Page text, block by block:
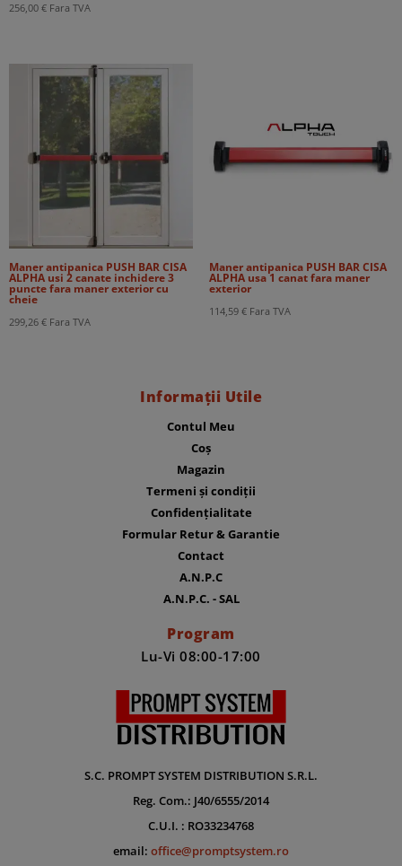
256,00 € Fara TVA
Maner antipanica PUSH BAR CISA
ALPHA usi 2 canate inchidere 3
puncte fara maner exterior cu
cheie
299,26 € Fara TVA
Maner antipanica PUSH BAR CISA
ALPHA usa 1 canat fara maner
exterior
114,59 € Fara TVA
Informații Utile
Contul Meu
Coș
Magazin
Termeni și condiții
Confidențialitate
Formular Retur & Garantie
Contact
A.N.P.C
A.N.P.C. - SAL
Program
Lu-Vi 08:00-17:00
S.C. PROMPT SYSTEM DISTRIBUTION S.R.L.
Reg. Com.: J40/6555/2014
C.U.I. : RO33234768
email: office@promptsystem.ro